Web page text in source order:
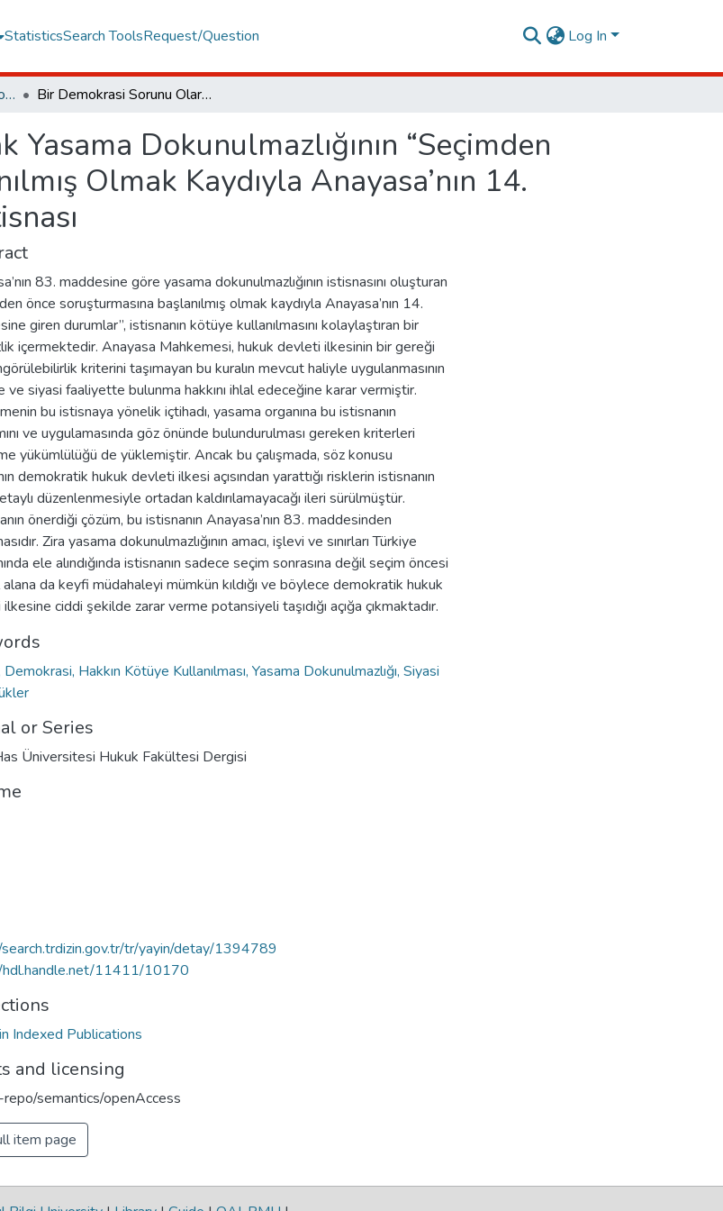
StatisticsSearch ToolsRequest/Question Log In
TR Dizin Indexed Publications Bir Demokrasi Sorunu Olarak Yasama Dokunulmazlığının “Seçimden Önce Soruşturmasına Başlanılmış Olmak Kaydıyla Anayasa’nın 14. Maddesindeki Durumlar” İstisnası
Dokunulmazlığının “Seçimden
Olmak Kaydıyla Anayasa’nın 14.
83. maddesine göre yasama dokunulmazlığının istisnasını oluşturan
önce soruşturmasına başlanılmış olmak kaydıyla Anayasa’nın 14.
giren durumlar”, istisnanın kötüye kullanılmasını kolaylaştıran bir
içermektedir. Anayasa Mahkemesi, hukuk devleti ilkesinin bir gereği
kriterini taşımayan bu kuralın mevcut haliyle uygulanmasının
ve siyasi faaliyette bulunma hakkını ihlal edeceğine karar vermiştir.
bu istisnaya yönelik içtihadı, yasama organına bu istisnanın
ve uygulamasında göz önünde bulundurulması gereken kriterleri
yükümlülüğü de yüklemiştir. Ancak bu çalışmada, söz konusu
demokratik hukuk devleti ilkesi açısından yarattığı risklerin istisnanın
düzenlenmesiyle ortadan kaldırılamayacağı ileri sürülmüştür.
önerdiği çözüm, bu istisnanın Anayasa’nın 83. maddesinden
Zira yasama dokunulmazlığının amacı, işlevi ve sınırları Türkiye
ele alındığında istisnanın sadece seçim sonrasına değil seçim öncesi
da keyfi müdahaleyi mümkün kıldığı ve böylece demokratik hukuk
ciddi şekilde zarar verme potansiyeli taşıdığı açığa çıkmaktadır.
Hakkın Kötüye Kullanılması, Yasama Dokunulmazlığı, Siyasi
or Series
Üniversitesi Hukuk Fakültesi Dergisi
tr/yayin/detay/1394789
11411/10170
Indexed Publications
and licensing
repo/semantics/openAccess
item page